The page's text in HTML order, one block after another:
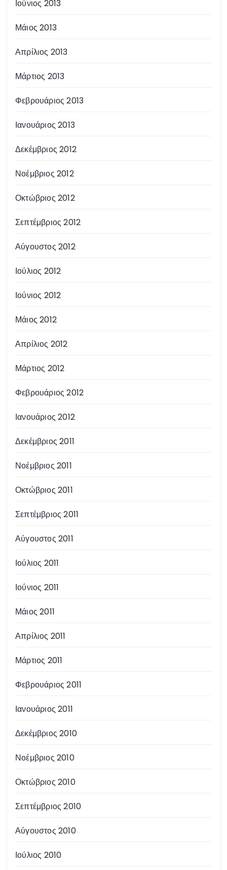
Ιούνιος 2013
Μάιος 2013
Απρίλιος 2013
Μάρτιος 2013
Φεβρουάριος 2013
Ιανουάριος 2013
Δεκέμβριος 2012
Νοέμβριος 2012
Οκτώβριος 2012
Σεπτέμβριος 2012
Αύγουστος 2012
Ιούλιος 2012
Ιούνιος 2012
Μάιος 2012
Απρίλιος 2012
Μάρτιος 2012
Φεβρουάριος 2012
Ιανουάριος 2012
Δεκέμβριος 2011
Νοέμβριος 2011
Οκτώβριος 2011
Σεπτέμβριος 2011
Αύγουστος 2011
Ιούλιος 2011
Ιούνιος 2011
Μάιος 2011
Απρίλιος 2011
Μάρτιος 2011
Φεβρουάριος 2011
Ιανουάριος 2011
Δεκέμβριος 2010
Νοέμβριος 2010
Οκτώβριος 2010
Σεπτέμβριος 2010
Αύγουστος 2010
Ιούλιος 2010